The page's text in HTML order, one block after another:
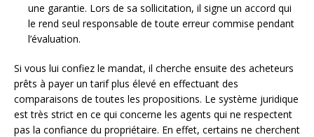
une garantie. Lors de sa sollicitation, il signe un accord qui
le rend seul responsable de toute erreur commise pendant
l’évaluation.
Si vous lui confiez le mandat, il cherche ensuite des acheteurs
prêts à payer un tarif plus élevé en effectuant des
comparaisons de toutes les propositions. Le système juridique
est très strict en ce qui concerne les agents qui ne respectent
pas la confiance du propriétaire. En effet, certains ne cherchent